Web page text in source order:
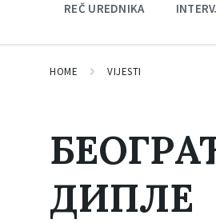
REČ UREDNIKA
HOME VIJESTI
ДИПЛЕ